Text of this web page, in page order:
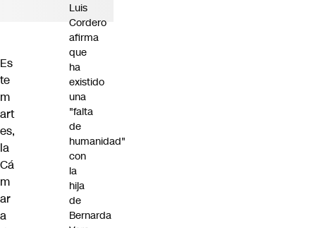
Es
te
m
art
es,
la
Cá
m
ar
a
Luis
Cordero
afirma
que
ha
existido
una
"falta
de
humanidad"
con
la
hija
de
Bernarda